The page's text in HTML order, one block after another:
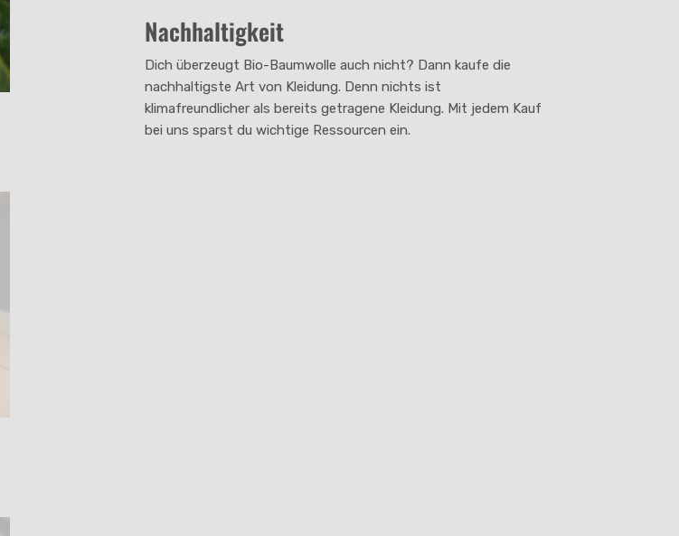
The rating of this product for "" is 2.
Nachhaltigkeit
Dich überzeugt Bio-Baumwolle auch nicht? Dann kaufe die
nachhaltigste Art von Kleidung. Denn nichts ist
klimafreundlicher als bereits getragene Kleidung. Mit jedem Kauf
bei uns sparst du wichtige Ressourcen ein.